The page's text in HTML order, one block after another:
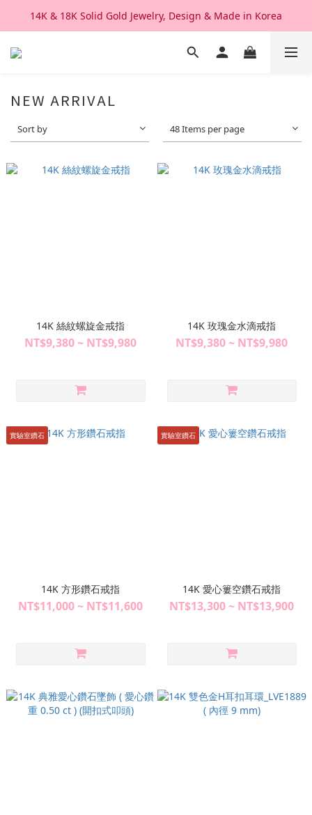
We Ship Worldwide. Good After Service
14K & 18K Solid Gold Jewelry, Design & Made in Korea
We Ship Worldwide. Good After Service
NEW ARRIVAL
Sort by 48 Items per page
14K 絲紋螺旋金戒指
NT$9,380 ~ NT$9,980
14K 玫瑰金水滴戒指
NT$9,380 ~ NT$9,980
實驗室鑽石
14K 方形鑽石戒指
NT$11,000 ~ NT$11,600
實驗室鑽石
14K 愛心簍空鑽石戒指
NT$13,300 ~ NT$13,900